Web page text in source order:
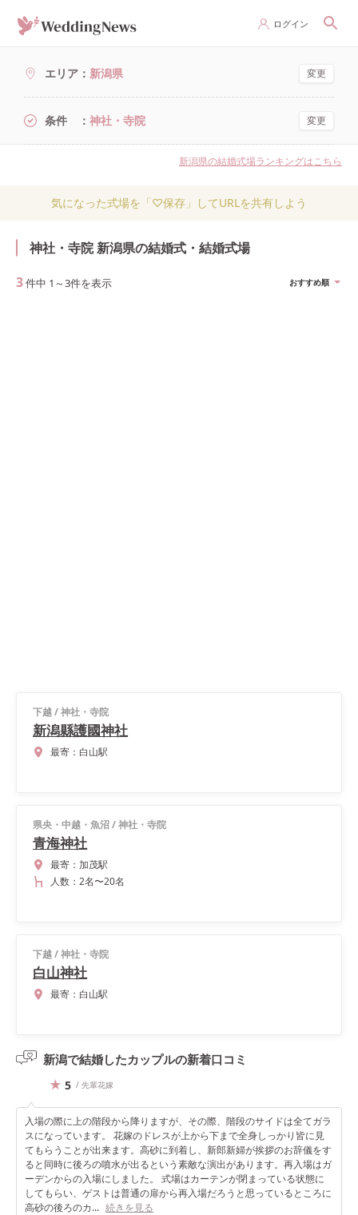
ログイン
エリア 新潟県 変更
条件 神社・寺院 変更
新潟県の結婚式場ランキングはこちら
気になった式場を「♡保存」してURLを共有しよう
神社・寺院 新潟県の結婚式・結婚式場
3件中 1 ～3件を表示 おすすめ順
下越/神社・寺院
新潟縣護國神社
最寄： 白山駅
県央・中越・魚沼/神社・寺院
青海神社
最寄： 加茂駅
人数： 2名〜20名
下越/神社・寺院
白山神社
最寄： 白山駅
新潟で結婚したカップルの新着口コミ
5 / 先輩花嫁
入場の際に上の階段から降りますが、その際、階段のサイドは全てガラ
スになっています。 花嫁のドレスが上から下まで全身しっかり皆に見
てもらうことが出来ます。高砂に到着し、新郎新婦が挨拶のお辞儀をす
ると同時に後ろの噴水が出るという素敵な演出があります。再入場はガ
ーデンからの入場にしました。 式場はカーテンが閉まっている状態に
してもらい、ゲストは普通の扉から再入場だろうと思っているところに
高砂の後ろのカ... 続きを見る